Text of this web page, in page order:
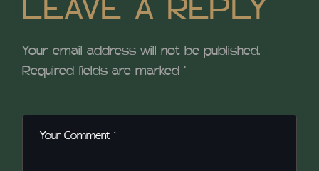
LEAVE A REPLY
Your email address will not be published.
Required fields are marked*